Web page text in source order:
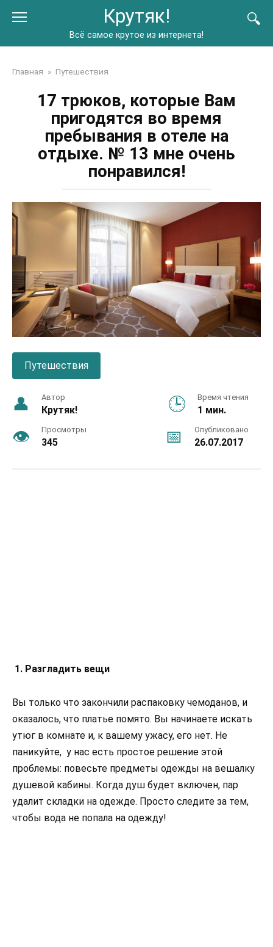
Крутяк!
Всё самое крутое из интернета!
Главная » Путешествия
17 трюков, которые Вам
пригодятся во время
пребывания в отеле на
отдыхе. № 13 мне очень
понравился!
Путешествия
Автор
Крутяк!
Время чтения
1 мин.
Просмотры
345
Опубликовано
26.07.2017
1. Разгладить вещи
Вы только что закончили распаковку чемоданов, и
оказалось, что платье помято. Вы начинаете искать
утюг в комнате и, к вашему ужасу, его нет. Не
паникуйте, у нас есть простое решение этой
проблемы: повесьте предметы одежды на вешалку
душевой кабины. Когда душ будет включен, пар
удалит складки на одежде. Просто следите за тем,
чтобы вода не попала на одежду!